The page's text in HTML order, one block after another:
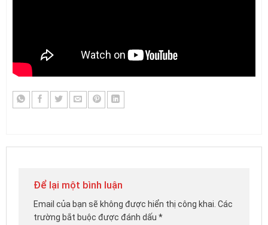
Để lại một bình luận
Email của bạn sẽ không được hiển thị công khai. Các
trường bắt buộc được đánh dấu *